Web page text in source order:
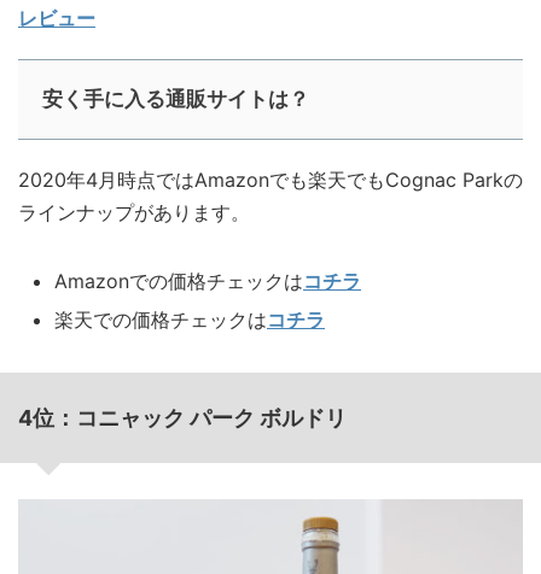
レビュー
安く手に入る通販サイトは？
2020年4月時点ではAmazonでも楽天でもCognac Parkの
ラインナップがあります。
Amazonでの価格チェックはコチラ
楽天での価格チェックはコチラ
4位：コニャック パーク ボルドリ